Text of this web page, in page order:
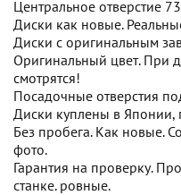
Центральное отверстие
Диски как новые.
Диски с оригинальным
Оригинальный цвет. При
смотрятся!
Посадочные отверстия
Диски куплены в Японии,
Без пробега. Как новые.
фото.
Гарантия на проверку.
станке. ровные.